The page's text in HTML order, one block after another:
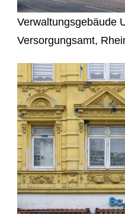
Verwaltungsgebäude
Versorgungsamt,